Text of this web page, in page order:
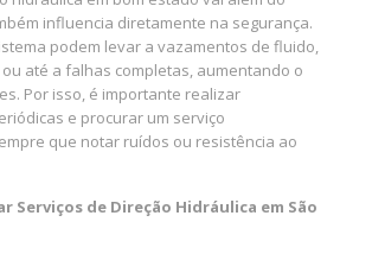
influencia diretamente na segurança.
podem levar a vazamentos de fluido,
até a falhas completas, aumentando o
Por isso, é importante realizar
e procurar um serviço
que notar ruídos ou resistência ao
Serviços de Direção Hidráulica em São